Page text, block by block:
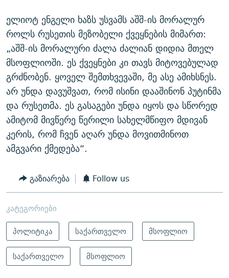
ელიოტ ენგელი ხაზს უსვამს აშშ-ის მორალურ
როლს რუსეთის მეზობელი ქვეყნების მიმართ:
„აშშ-ის მორალური ძალა ძალიან დიდია მთელ
მსოფლიოში. ეს ქვეყნები კი თავს მიტოვებულად
გრძნობენ. ყოველ შემთხვევაში, მე ასე ამიხსნეს.
არ უნდა დავუშვათ, რომ ისინი დააშინონ პუტინმა
და რუსეთმა. ეს გასაგები უნდა იყოს და სწორედ
ამიტომ მივწერე წერილი სახელმწიფო მდივან
კერის, რომ ჩვენ აღარ უნდა მოვითმინოთ
ამგვარი ქმედება“.
გაზიარება Follow us
კატეგორიები
პოლიტიკა
საქართველო
მსოფლიო
საქართველო
მსოფლიო